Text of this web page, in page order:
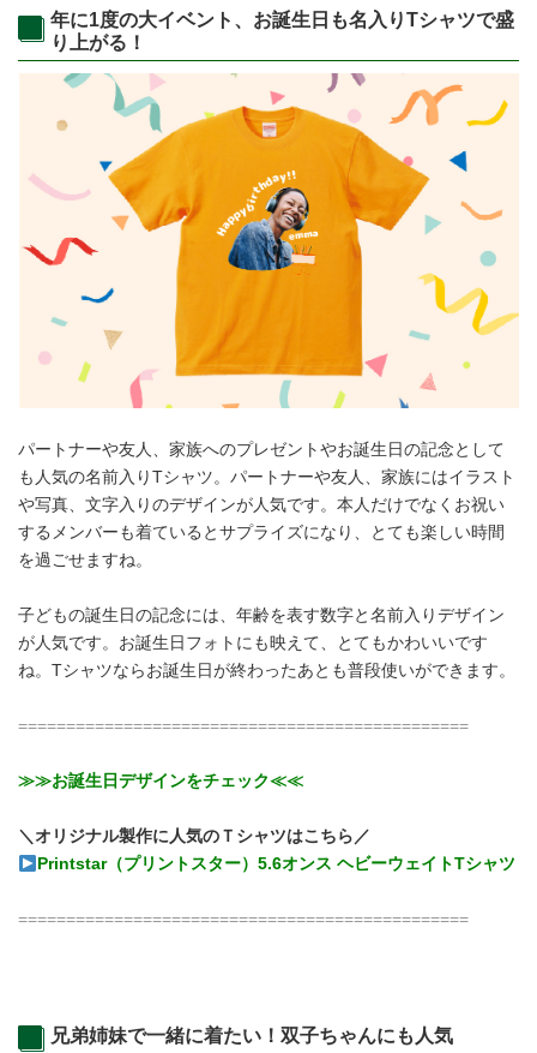
年に1度の大イベント、お誕生日も名入りTシャツで盛
り上がる！
パートナーや友人、家族へのプレゼントやお誕生日の記念として
も人気の名前入りTシャツ。パートナーや友人、家族にはイラスト
や写真、文字入りのデザインが人気です。本人だけでなくお祝い
するメンバーも着ているとサプライズになり、とても楽しい時間
を過ごせますね。
子どもの誕生日の記念には、年齢を表す数字と名前入りデザイン
が人気です。お誕生日フォトにも映えて、とてもかわいいです
ね。Tシャツならお誕生日が終わったあとも普段使いができます。
===============================================
≫≫お誕生日デザインをチェック≪≪
＼オリジナル製作に人気のＴシャツはこちら／
Printstar（プリントスター）5.6オンス ヘビーウェイトTシャツ
===============================================
兄弟姉妹で一緒に着たい！双子ちゃんにも人気